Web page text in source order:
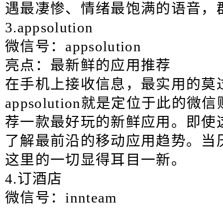
遇最凄惨、情绪最饱满的语音
3.appsolution
微信号：appsolution
亮点：最新鲜的应用推荐
在手机上接收信息，最实用的
appsolution就是定位于此的微
荐一款最好玩的新鲜应用。即
了解最前沿的移动应用趋势。
这里的一切显得耳目一新。
4.订酒店
微信号：innteam